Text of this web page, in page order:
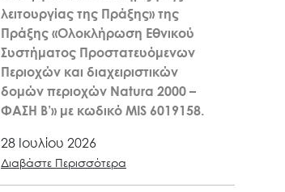
λειτουργίας της Πράξης» της
Πράξης «Ολοκλήρωση Εθνικού
Συστήματος Προστατευόμενων
Περιοχών και διαχειριστικών
δομών περιοχών Natura 2000 –
ΦΑΣΗ Β’» με κωδικό MIS 6019158.
28 Ιουλίου 2026
Διαβάστε Περισσότερα